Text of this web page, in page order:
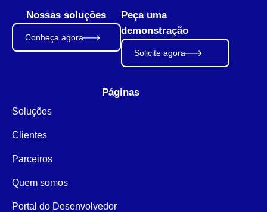
Nossas soluções
Conheça agora
Peça uma
demonstração
Solicite agora
Páginas
Soluções
Clientes
Parceiros
Quem somos
Portal do Desenvolvedor